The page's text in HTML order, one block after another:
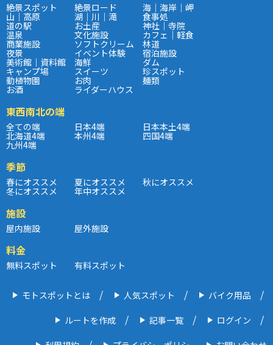
絶景スポット 絶景ロード 海｜海岸｜岬
山｜高原 湖｜川｜滝 食事処
道の駅 お土産 神社｜寺院
温泉 文化施設 カフェ｜軽食
商業施設 ソフトクリーム 林道
夜景 イベント体験 宿泊施設
美術館｜資料館 海鮮 ダム
キャンプ場 スイーツ 珍スポット
動植物園 お肉 麺類
お酒 ライダーハウス
東西南北の端
全ての端 日本4端 日本本土4端
北海道4端 本州4端 四国4端
九州4端
季節
春にオススメ 夏にオススメ 秋にオススメ
冬にオススメ 年中オススメ
施設
屋内施設 屋外施設
料金
無料スポット 有料スポット
モトスポットとは 人気スポット バイク用品
ルートを作成 記事一覧 ログイン